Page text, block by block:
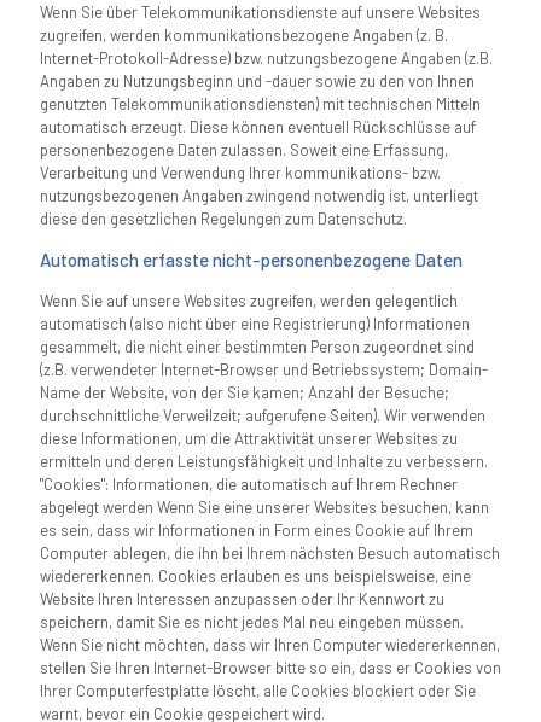
Wenn Sie über Telekommunikationsdienste auf unsere Websites
zugreifen, werden kommunikationsbezogene Angaben (z. B.
Internet-Protokoll-Adresse) bzw. nutzungsbezogene Angaben (z.B.
Angaben zu Nutzungsbeginn und -dauer sowie zu den von Ihnen
genutzten Telekommunikationsdiensten) mit technischen Mitteln
automatisch erzeugt. Diese können eventuell Rückschlüsse auf
personenbezogene Daten zulassen. Soweit eine Erfassung,
Verarbeitung und Verwendung Ihrer kommunikations- bzw.
nutzungsbezogenen Angaben zwingend notwendig ist, unterliegt
diese den gesetzlichen Regelungen zum Datenschutz.
Automatisch erfasste nicht-personenbezogene Daten
Wenn Sie auf unsere Websites zugreifen, werden gelegentlich
automatisch (also nicht über eine Registrierung) Informationen
gesammelt, die nicht einer bestimmten Person zugeordnet sind
(z.B. verwendeter Internet-Browser und Betriebssystem; Domain-
Name der Website, von der Sie kamen; Anzahl der Besuche;
durchschnittliche Verweilzeit; aufgerufene Seiten). Wir verwenden
diese Informationen, um die Attraktivität unserer Websites zu
ermitteln und deren Leistungsfähigkeit und Inhalte zu verbessern.
"Cookies": Informationen, die automatisch auf Ihrem Rechner
abgelegt werden Wenn Sie eine unserer Websites besuchen, kann
es sein, dass wir Informationen in Form eines Cookie auf Ihrem
Computer ablegen, die ihn bei Ihrem nächsten Besuch automatisch
wiedererkennen. Cookies erlauben es uns beispielsweise, eine
Website Ihren Interessen anzupassen oder Ihr Kennwort zu
speichern, damit Sie es nicht jedes Mal neu eingeben müssen.
Wenn Sie nicht möchten, dass wir Ihren Computer wiedererkennen,
stellen Sie Ihren Internet-Browser bitte so ein, dass er Cookies von
Ihrer Computerfestplatte löscht, alle Cookies blockiert oder Sie
warnt, bevor ein Cookie gespeichert wird.